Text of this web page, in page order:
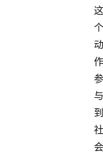
这
个
动
作
参
与
到
社
会